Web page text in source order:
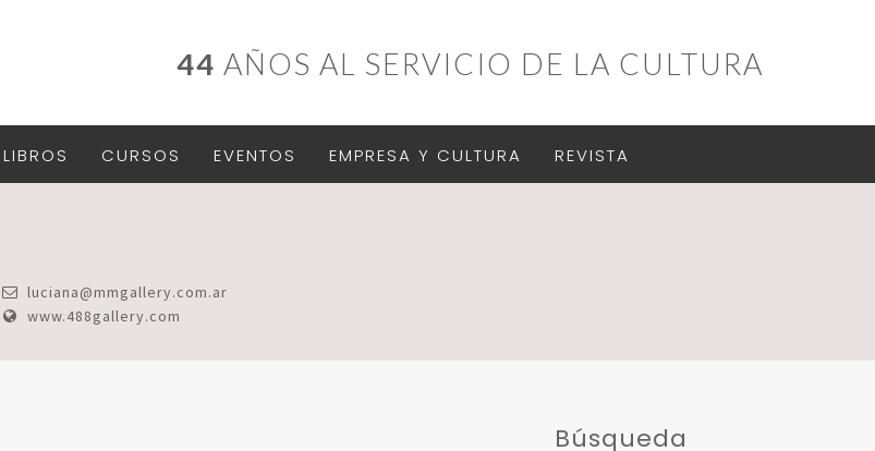
44 AÑOS AL SERVICIO DE LA CULTURA
LIBROS CURSOS EVENTOS EMPRESA Y CULTURA REVISTA
luciana@mmgallery.com.ar
www.488gallery.com
Búsqueda